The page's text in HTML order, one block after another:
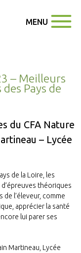
MENU
– Meilleurs
Pays de
du CFA Nature
– Lycée
de la Loire, les
théoriques
l’éleveur, comme
apprécier la santé
lui parer ses
Martineau, Lycée